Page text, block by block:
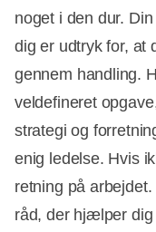
noget i den dur.
dig er udtryk for, at
gennem handling.
veldefineret
strategi og
enig ledelse. Hvis
retning på
råd, der hjælper